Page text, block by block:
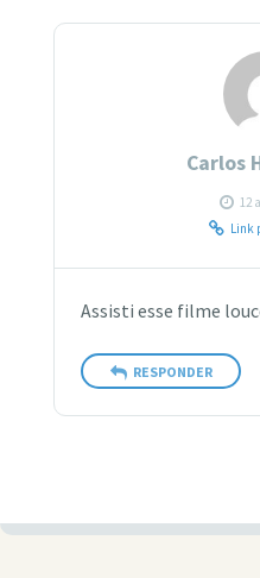
Carlos
12
Link
Assisti esse filme
RESPONDER